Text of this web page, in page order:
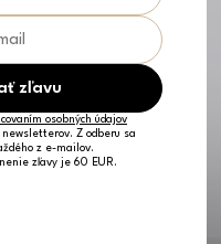
zľavu
osobných údajov
Z odberu sa
z e-mailov.
zľavy je 60 EUR.